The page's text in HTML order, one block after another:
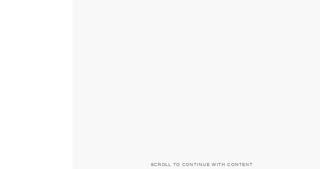
SCROLL TO CONTINUE WITH CONTENT